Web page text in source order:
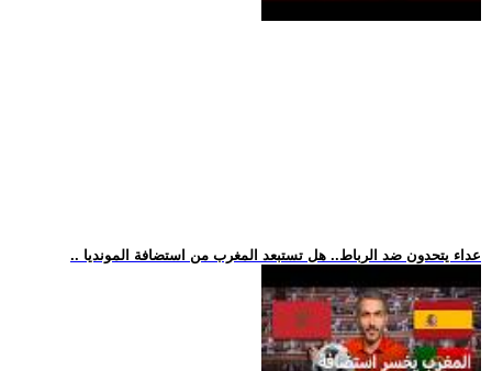
.. عداء يتحدون ضد الرباط.. هل تستبعد المغرب من استضافة المونديا